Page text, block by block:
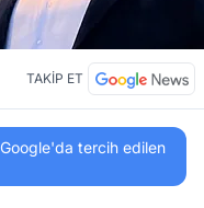
TAKİP ET
Google'da tercih edilen